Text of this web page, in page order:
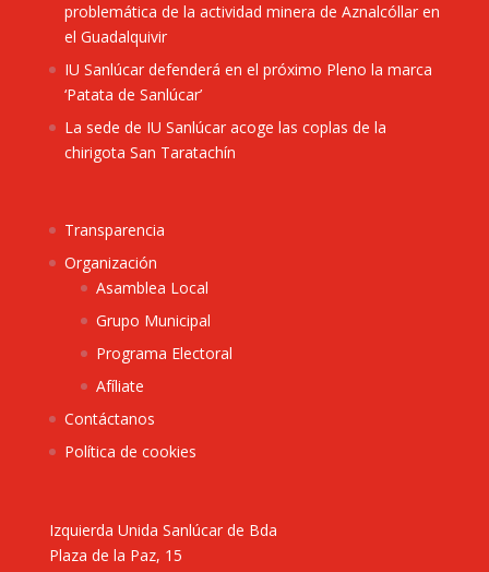
problemática de la actividad minera de Aznalcóllar en
el Guadalquivir
IU Sanlúcar defenderá en el próximo Pleno la marca
‘Patata de Sanlúcar’
La sede de IU Sanlúcar acoge las coplas de la
chirigota San Taratachín
Transparencia
Organización
Asamblea Local
Grupo Municipal
Programa Electoral
Afíliate
Contáctanos
Política de cookies
Izquierda Unida Sanlúcar de Bda
Plaza de la Paz, 15